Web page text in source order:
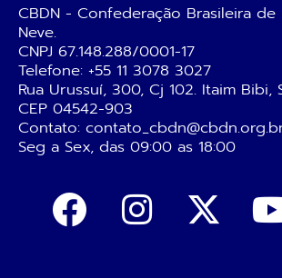
CBDN - Confederação Brasileira
Neve.
CNPJ 67.148.288/0001-17
Telefone: +55 11 3078 3027
Rua Urussuí, 300, Cj 102. Itaim Bibi,
CEP 04542-903
Contato:
Seg a Sex, das 09:00 as 18:00